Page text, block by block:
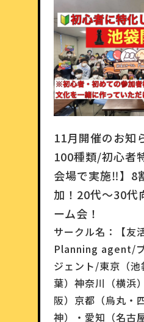
11月開催のお知
100種類/初心者
会場で実施‼️】8
加！20代〜30代
ーム会！
サークル名：
【友
Planning agent/
ジェント/東京（池
葉）神奈川（横浜
阪）京都（烏丸・
神）・愛知（名古